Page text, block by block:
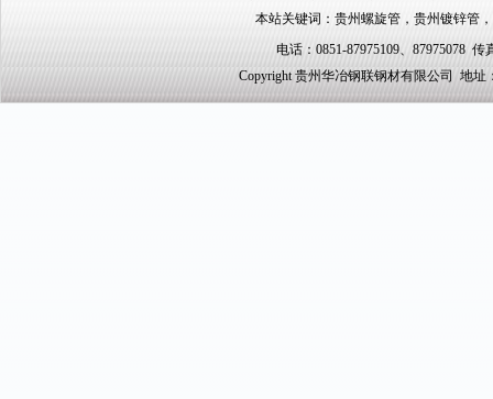
本站关键词： 贵州螺旋管 ， 贵州镀锌管 ，
电话：0851-87975109、87975078
Copyright 贵州华冶钢联钢材有限公司 地